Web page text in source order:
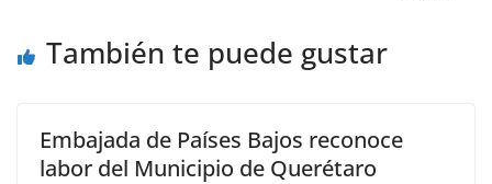
También te puede gustar
Embajada de Países Bajos reconoce
labor del Municipio de Querétaro